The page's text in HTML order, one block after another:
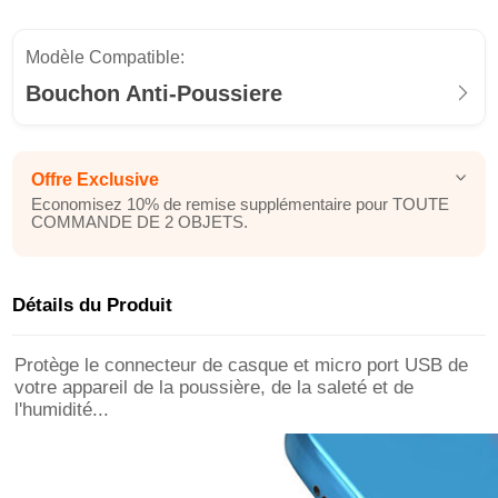
Modèle Compatible:
Bouchon Anti-Poussiere
Offre Exclusive
Economisez 10% de remise supplémentaire pour TOUTE
COMMANDE DE 2 OBJETS.
Détails du Produit
Protège le connecteur de casque et micro port USB de
votre appareil de la poussière, de la saleté et de
l'humidité...